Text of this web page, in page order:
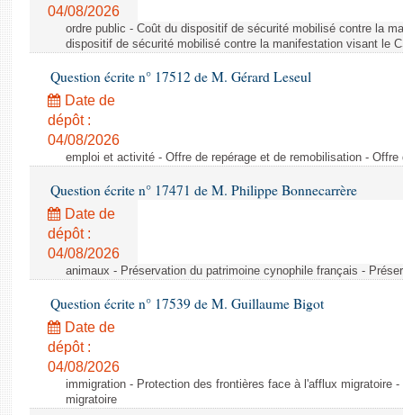
04/08/2026
ordre public - Coût du dispositif de sécurité mobilisé contre la
dispositif de sécurité mobilisé contre la manifestation visant le
Question écrite n° 17512 de M. Gérard Leseul
Date de
dépôt :
04/08/2026
emploi et activité - Offre de repérage et de remobilisation -
Question écrite n° 17471 de M. Philippe Bonnecarrère
Date de
dépôt :
04/08/2026
animaux - Préservation du patrimoine cynophile français -
Question écrite n° 17539 de M. Guillaume Bigot
Date de
dépôt :
04/08/2026
immigration - Protection des frontières face à l'afflux migratoire
migratoire